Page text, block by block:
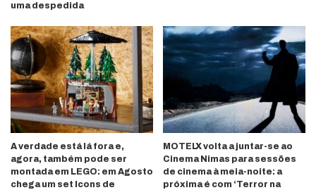
uma despedida
A verdade está lá fora e,
agora, também pode ser
montada em LEGO: em Agosto
chega um set Icons de
MOTELX volta a juntar-se ao
Cinema Nimas para sessões
de cinema à meia-noite: a
próxima é com ‘Terror na